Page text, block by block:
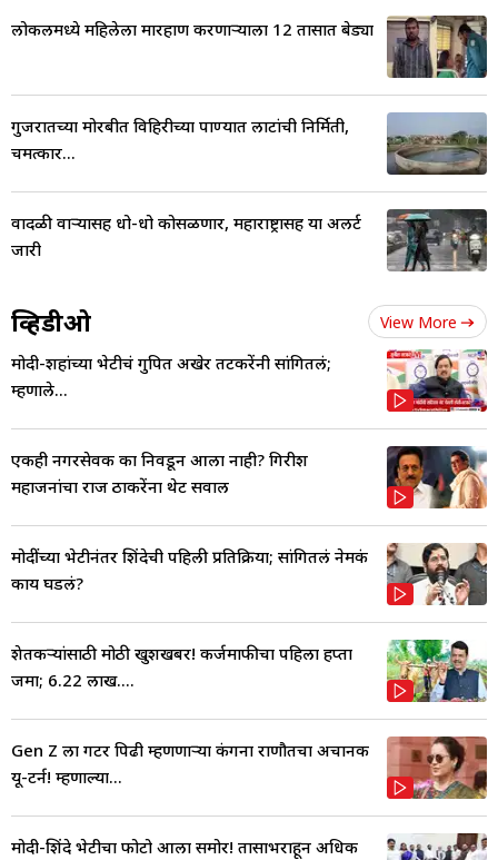
लोकलमध्ये महिलेला मारहाण करणाऱ्याला 12 तासात बेड्या
गुजरातच्या मोरबीत विहिरीच्या पाण्यात लाटांची निर्मिती,
चमत्कार...
वादळी वाऱ्यासह धो-धो कोसळणार, महाराष्ट्रासह या अलर्ट
जारी
व्हिडीओ View More
मोदी-शहांच्या भेटीचं गुपित अखेर तटकरेंनी सांगितलं;
म्हणाले...
एकही नगरसेवक का निवडून आला नाही? गिरीश
महाजनांचा राज ठाकरेंना थेट सवाल
मोदींच्या भेटीनंतर शिंदेची पहिली प्रतिक्रिया; सांगितलं नेमकं
काय घडलं?
शेतकऱ्यांसाठी मोठी खुशखबर! कर्जमाफीचा पहिला हप्ता
जमा; 6.22 लाख....
Gen Z ला गटर पिढी म्हणणाऱ्या कंगना राणौतचा अचानक
यू-टर्न! म्हणाल्या...
मोदी-शिंदे भेटीचा फोटो आला समोर! तासाभराहून अधिक